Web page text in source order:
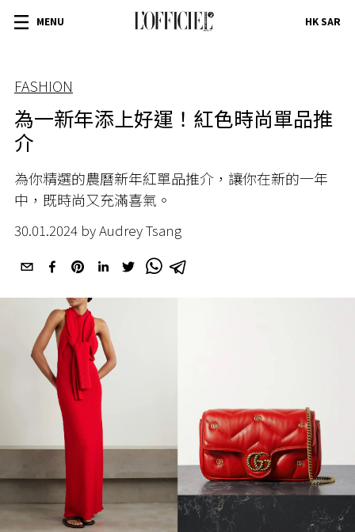
MENU HK SAR
FASHION
為一新年添上好運！紅色時尚單品推
介
為你精選的農曆新年紅單品推介，讓你在新的一年
中，既時尚又充滿喜氣。
30.01.2024 by Audrey Tsang